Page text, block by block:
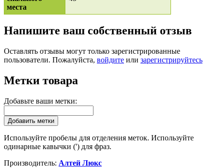
места
Напишите ваш собственный отзыв
Оставлять отзывы могут только зарегистрированные
пользователи. Пожалуйста, войдите или зарегистрируйтесь
Метки товара
Добавьте ваши метки:
Добавить метки
Используйте пробелы для отделения меток. Используйте
одинарные кавычки (') для фраз.
Производитель: Алтей Люкс